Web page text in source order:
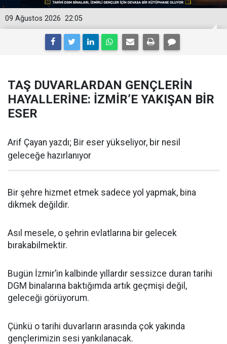
22:05
09 Ağustos 2026
TAŞ DUVARLARDAN GENÇLERİN
HAYALLERİNE: İZMİR’E YAKIŞAN BİR
ESER
Arif Çayan yazdı; Bir eser yükseliyor, bir nesil
geleceğe hazırlanıyor
Bir şehre hizmet etmek sadece yol yapmak, bina
dikmek değildir.
Asıl mesele, o şehrin evlatlarına bir gelecek
bırakabilmektir.
Bugün İzmir’in kalbinde yıllardır sessizce duran tarihi
DGM binalarına baktığımda artık geçmişi değil,
geleceği görüyorum.
Çünkü o tarihi duvarların arasında çok yakında
gençlerimizin sesi yankılanacak.